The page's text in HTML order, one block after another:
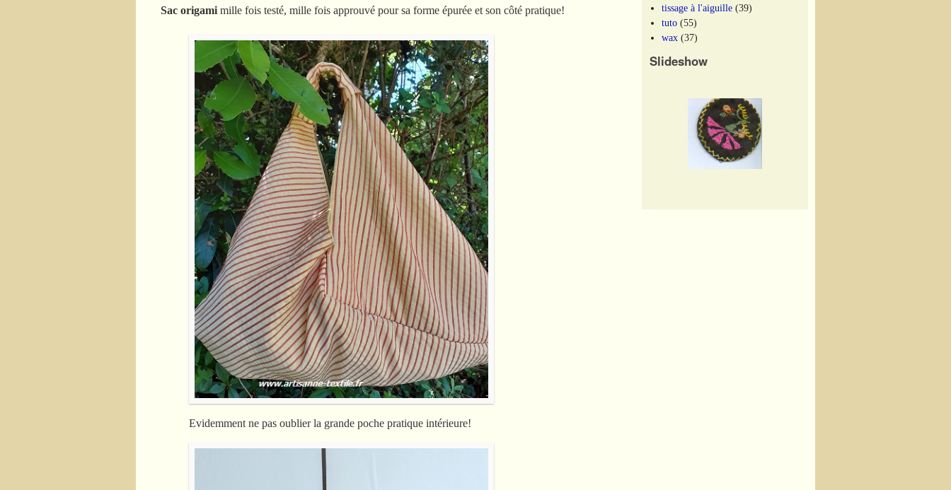
Sac origami mille fois testé, mille fois approuvé pour sa forme épurée et son côté pratique!
Evidemment ne pas oublier la grande poche pratique intérieure!
tissage à l'aiguille (39)
tuto (55)
wax (37)
Slideshow